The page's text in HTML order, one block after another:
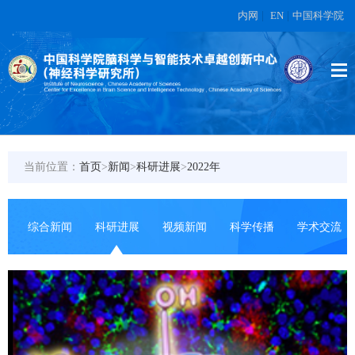
内网 EN 中国科学院
当前位置： 首页>新闻>科研进展>2022年
综合新闻 科研进展 视频新闻 科学传播 学术交流